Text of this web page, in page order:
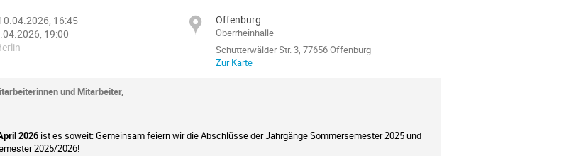
16:45
19:00
Offenburg
Oberrheinhalle
Schutterwälder Str. 3, 77656 Offenburg
Zur Karte
und Mitarbeiter,
2026 ist es soweit: Gemeinsam feiern wir die Abschlüsse der Jahrgänge Sommersemester 2025 und
2025/2026!